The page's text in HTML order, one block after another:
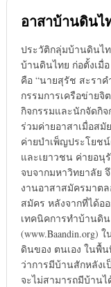
อาสาบ้านดินไ
ประวัติกลุ่มบ้านดินไ
บ้านดินไทย ก่อตั้งเมื่
คือ “นายสุรัช สะรา
กรรมการเครือข่ายจิ
กิจกรรมและนักจัดกิจ
ร่วมค่ายอาสาเมื่อสมั
ค่ายบำเพ็ญประโยช
และเยาวชน ค่ายอนุ
จบจากมหาวิทยาลัย
งานอาสาสมัครมาต
สมัคร หลังจากที่ได้อ
เทคนิคการทำบ้านดิ
(www.Baandin.org)
ดินของ ตนเอง ในพื้
ว่าการมีบ้านสักหลัง
จะไม่สามารถมีบ้านไ